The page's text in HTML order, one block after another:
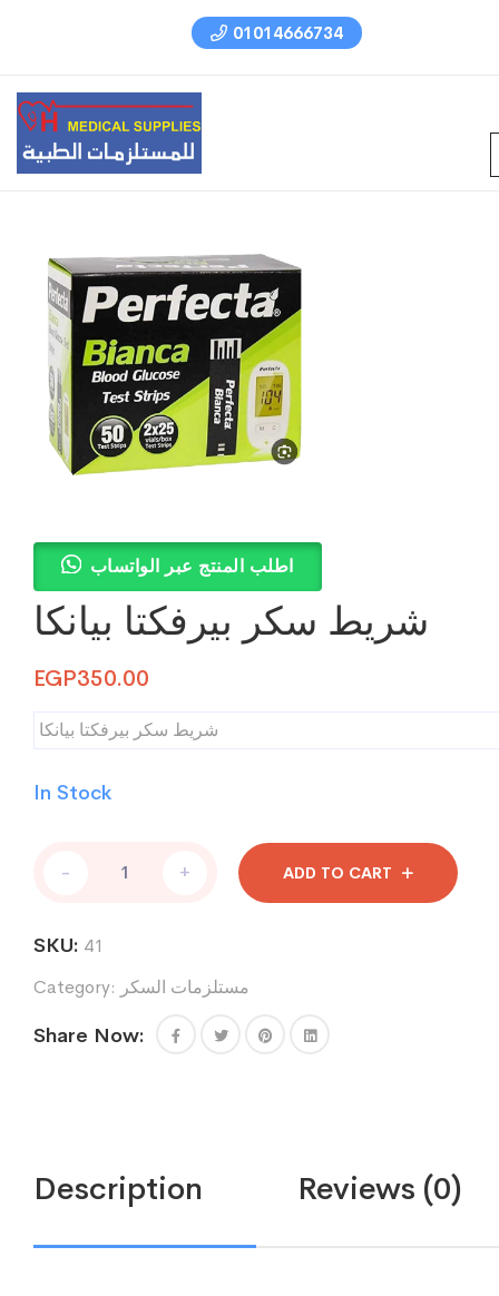
01014666734
اطلب المنتج عبر الواتساب
شريط سكر بيرفكتا بيانكا
EGP350.00
شريط سكر بيرفكتا بيانكا
In Stock
سكر
quantity
- + ADD TO CART
SKU: 41
Category: مستلزمات السكر
Share Now:
Description Reviews (0)